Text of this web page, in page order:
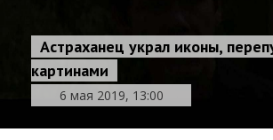
Астраханец украл иконы,
картинами
6 мая 2019, 13:00